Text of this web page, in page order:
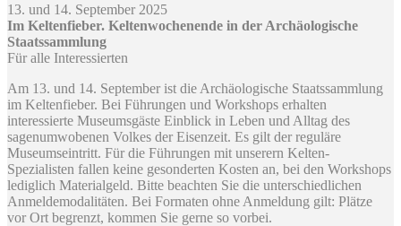
13. und 14. September 2025
Im Keltenfieber. Keltenwochenende in der Archäologische
Staatssammlung
Für alle Interessierten
Am 13. und 14. September ist die Archäologische Staatssammlung
im Keltenfieber. Bei Führungen und Workshops erhalten
interessierte Museumsgäste Einblick in Leben und Alltag des
sagenumwobenen Volkes der Eisenzeit. Es gilt der reguläre
Museumseintritt. Für die Führungen mit unserern Kelten-
Spezialisten fallen keine gesonderten Kosten an, bei den Workshops
lediglich Materialgeld. Bitte beachten Sie die unterschiedlichen
Anmeldemodalitäten. Bei Formaten ohne Anmeldung gilt: Plätze
vor Ort begrenzt, kommen Sie gerne so vorbei.